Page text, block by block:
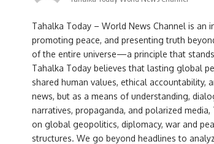
Tahalka Today – World News Channel is
promoting peace, and presenting truth
of the entire universe—a principle that
Tahalka Today believes that lasting global
shared human values, ethical accountability,
news, but as a means of understanding,
narratives, propaganda, and polarized
on global geopolitics, diplomacy, war and
structures. We go beyond headlines to